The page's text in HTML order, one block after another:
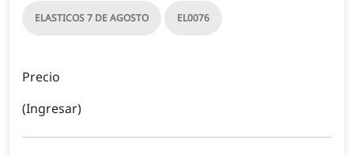
ELASTICOS 7 DE AGOSTO EL0076
Precio
(Ingresar)